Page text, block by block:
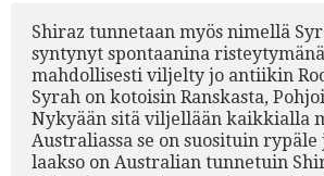
Shiraz tunnetaan myös nimellä
syntynyt spontaanina
mahdollisesti viljelty jo antiikin
Syrah on kotoisin Ranskasta,
Nykyään sitä viljellään kaikkialla
Australiassa se on suosituin rypäle
laakso on Australian tunnetuin